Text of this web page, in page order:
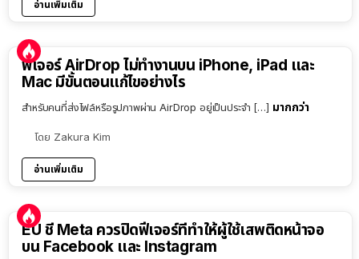
อ่านเพิ่มเติม
ฟีเจอร์ AirDrop ไม่ทำงานบน iPhone, iPad และ
Mac มีขั้นตอนแก้ไขอย่างไร
สำหรับคนที่ส่งไฟล์หรือรูปภาพผ่าน AirDrop อยู่เป็นประจำ […] มากกว่า
โดย Zakura Kim
อ่านเพิ่มเติม
EU ชี้ Meta ควรปิดฟีเจอร์ที่ทำให้ผู้ใช้เสพติดหน้าจอ
บน Facebook และ Instagram